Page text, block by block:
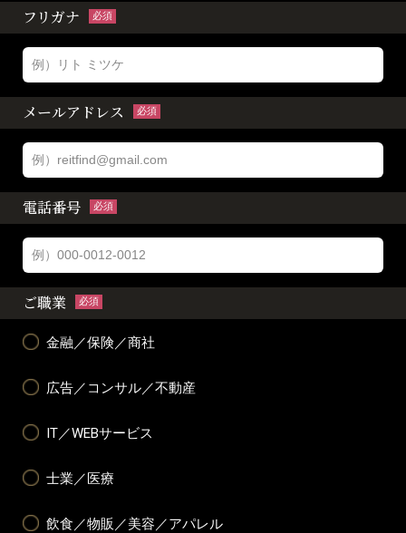
フリガナ 必須
メールアドレス 必須
電話番号 必須
ご職業 必須
金融／保険／商社
広告／コンサル／不動産
IT／WEBサービス
士業／医療
飲食／物販／美容／アパレル